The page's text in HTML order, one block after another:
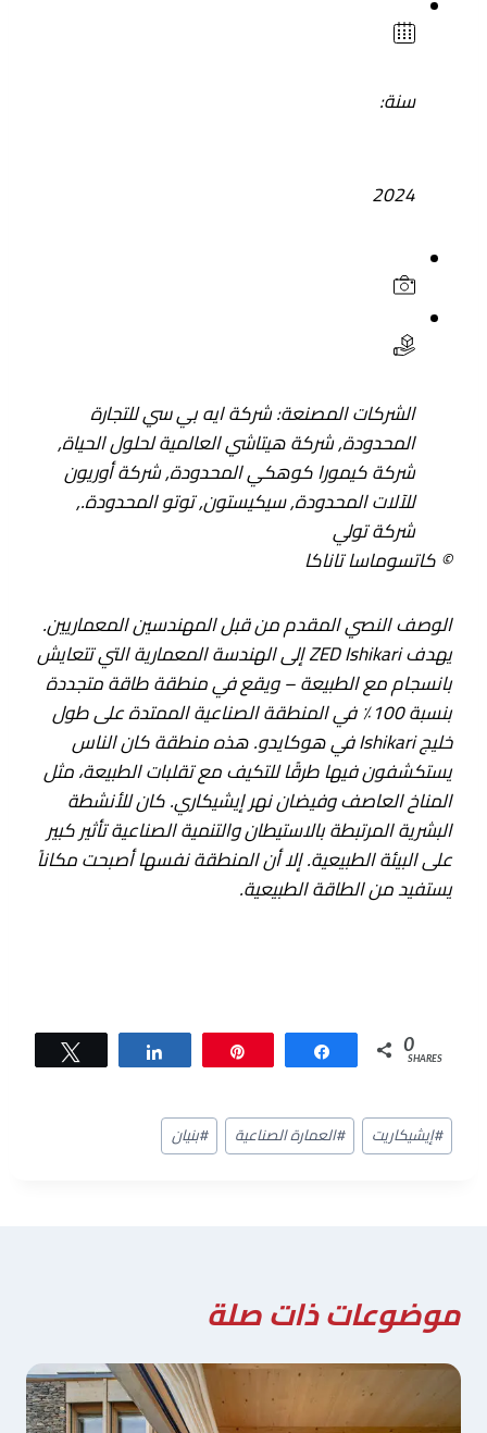
سنة:
2024
الشركات المصنعة:شركة ايه بي سي للتجارة
المحدودة,شركة هيتاشي العالمية لحلول الحياة,
شركة كيمورا كوهكي المحدودة,شركة أوريون
للآلات المحدودة,سيكيستون,توتو المحدودة.,
شركة تولي
© كاتسوماسا تاناكا
الوصف النصي المقدم من قبل المهندسين المعماريين.
يهدف ZED Ishikari إلى الهندسة المعمارية التي تتعايش
بانسجام مع الطبيعة – ويقع في منطقة طاقة متجددة
بنسبة 100٪ في المنطقة الصناعية الممتدة على طول
خليج Ishikari في هوكايدو. هذه منطقة كان الناس
يستكشفون فيها طرقًا للتكيف مع تقلبات الطبيعة، مثل
المناخ العاصف وفيضان نهر إيشيكاري. كان للأنشطة
البشرية المرتبطة بالاستيطان والتنمية الصناعية تأثير كبير
على البيئة الطبيعية. إلا أن المنطقة نفسها أصبحت مكاناً
يستفيد من الطاقة الطبيعية.
Share 0
SHARES
وسوم
المقال:
#إيشيكاريت #العمارة الصناعية #بنيان
موضوعات ذات صلة